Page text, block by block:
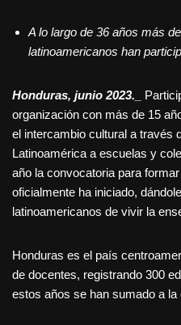
A lo largo de 36 años más
latinoamericanos han
Honduras, junio 2023._
organización con más de 15
el intercambio cultural a través
Latinoamérica a escuelas y
año la convocatoria para
oficialmente ha iniciado,
latinoamericanos de vivir la
Honduras es el país
de docentes, registrando 300
estos años se han sumado a la